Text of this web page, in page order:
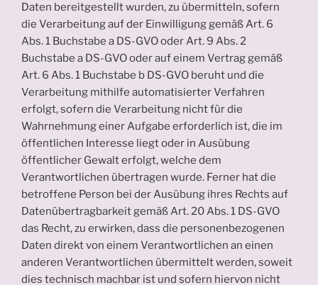
Daten bereitgestellt wurden, zu übermitteln, sofern
die Verarbeitung auf der Einwilligung gemäß Art. 6
Abs. 1 Buchstabe a DS-GVO oder Art. 9 Abs. 2
Buchstabe a DS-GVO oder auf einem Vertrag gemäß
Art. 6 Abs. 1 Buchstabe b DS-GVO beruht und die
Verarbeitung mithilfe automatisierter Verfahren
erfolgt, sofern die Verarbeitung nicht für die
Wahrnehmung einer Aufgabe erforderlich ist, die im
öffentlichen Interesse liegt oder in Ausübung
öffentlicher Gewalt erfolgt, welche dem
Verantwortlichen übertragen wurde. Ferner hat die
betroffene Person bei der Ausübung ihres Rechts auf
Datenübertragbarkeit gemäß Art. 20 Abs. 1 DS-GVO
das Recht, zu erwirken, dass die personenbezogenen
Daten direkt von einem Verantwortlichen an einen
anderen Verantwortlichen übermittelt werden, soweit
dies technisch machbar ist und sofern hiervon nicht